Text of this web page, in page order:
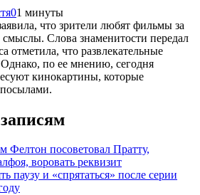
01 минуты
что зрители любят фильмы за
Слова знаменитости передал
отметила, что развлекательные
по ее мнению, сегодня
кинокартины, которые
Фелтон посоветовал Пратту,
воровать реквизит
паузу и «спрятаться» после серии